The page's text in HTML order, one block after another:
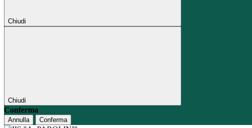
Chiudi
Chiudi
Conferma
Annulla Conferma